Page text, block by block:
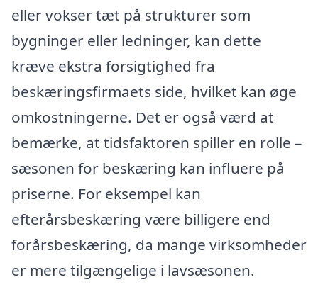
eller vokser tæt på strukturer som
bygninger eller ledninger, kan dette
kræve ekstra forsigtighed fra
beskæringsfirmaets side, hvilket kan øge
omkostningerne. Det er også værd at
bemærke, at tidsfaktoren spiller en rolle –
sæsonen for beskæring kan influere på
priserne. For eksempel kan
efterårsbeskæring være billigere end
forårsbeskæring, da mange virksomheder
er mere tilgængelige i lavsæsonen.